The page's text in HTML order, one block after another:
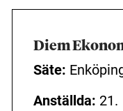
Diem
Säte:
Anställda: 21.